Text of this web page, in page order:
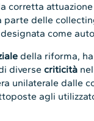
corretta
parte delle
designata come
della riforma,
diversecriticità
unilaterale dalle
agli